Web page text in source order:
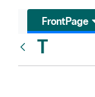
FrontPage
T